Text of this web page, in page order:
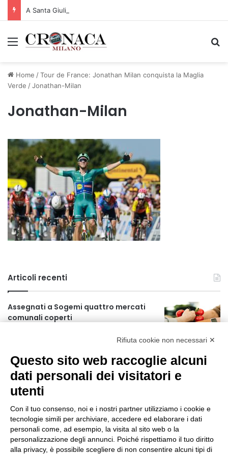
Menu
Home /Tour de France: Jonathan Milan conquista la Maglia
Verde /Jonathan-Milan
Jonathan-Milan
Articoli recenti
Assegnati a Sogemi quattro mercati
comunali coperti
Guidi Cingolani, Zampori e Marchelli
6 ore fa
Piano straordinario casa, aperti
concorsi internazionali
23 ore fa
Rapporto OsMed 2025 sull’uso dei
farmaci in Italia
Rifiuta cookie non necessari ✕
Questo sito web raccoglie alcuni
dati personali dei visitatori e
utenti
Con il tuo consenso, noi e i nostri partner utilizziamo i cookie e
tecnologie simili per archiviare, accedere ed elaborare i dati
personali come, ad esempio, la visita al sito web o la
personalizzazione degli annunci. Poiché rispettiamo il tuo diritto
alla privacy, è possibile scegliere di non consentire alcuni tipi di